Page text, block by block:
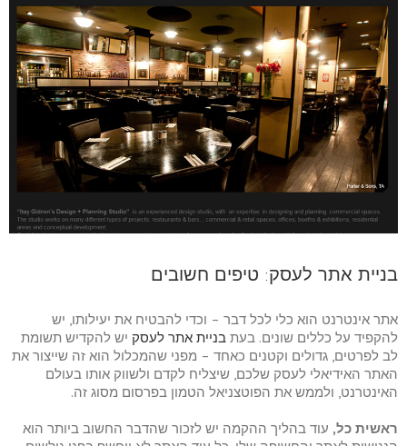
בניית אתר לעסק: טיפים חשובים
אתר אינטרנט הוא כלי לכל דבר – וכדי להבטיח את יעילותו, יש
להקפיד על כללים שונים. בעת בניית אתר לעסק יש להקדיש תשומת
לב לפרטים, גדולים וקטנים כאחד – מפני שהמכלול הוא זה שייצור את
האתר האידיאלי לעסק שלכם, שיצליח לקדם ולשווק אותו בעולם
האינטרנט, ולממש את הפוטצניאל הטמון בפרסום מסוג זה.
ראשית כל, עוד בהליך ההקמה יש לזכור שהדבר החשוב ביותר הוא